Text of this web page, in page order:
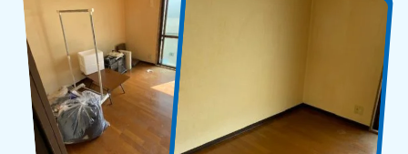
奈良県
050-1881-5249
9:00〜19:00 年中無休
滋賀県
050-1881-5253
9:00〜19:00 年中無休
京都府
050-1881-5252
9:00〜19:00 年中無休